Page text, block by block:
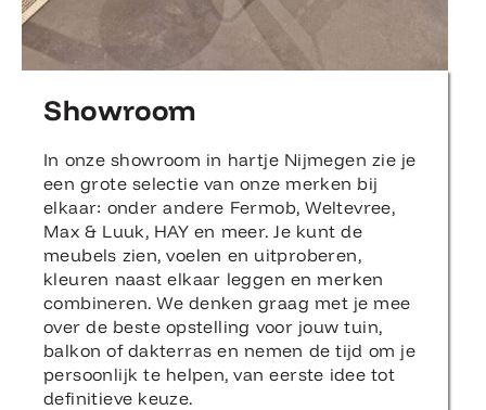
Showroom
In onze showroom in hartje Nijmegen zie je
een grote selectie van onze merken bij
elkaar: onder andere Fermob, Weltevree,
Max & Luuk, HAY en meer. Je kunt de
meubels zien, voelen en uitproberen,
kleuren naast elkaar leggen en merken
combineren. We denken graag met je mee
over de beste opstelling voor jouw tuin,
balkon of dakterras en nemen de tijd om je
persoonlijk te helpen, van eerste idee tot
definitieve keuze.